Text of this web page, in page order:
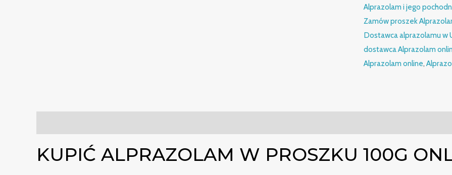
Alprazolam i jego
Zamów proszek
Dostawca alprazolamu w
dostawca Alprazolam
Alprazolam online,
KUPIĆ ALPRAZOLAM W PROSZKU 100G